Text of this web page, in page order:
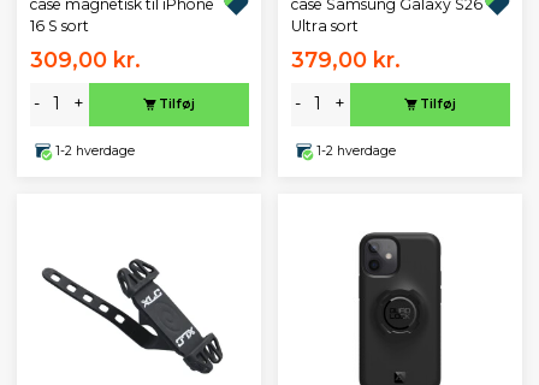
case magnetisk til iPhone
16 S sort
309,00 kr.
- + Tilføj
1-2 hverdage
case Samsung Galaxy S26
Ultra sort
379,00 kr.
- + Tilføj
1-2 hverdage